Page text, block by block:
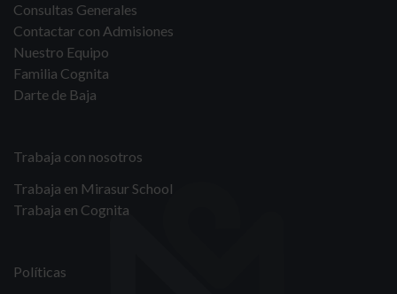
Consultas Generales
Contactar con Admisiones
Nuestro Equipo
Familia Cognita
Darte de Baja
Trabaja con nosotros
Trabaja en Mirasur School
Trabaja en Cognita
Políticas